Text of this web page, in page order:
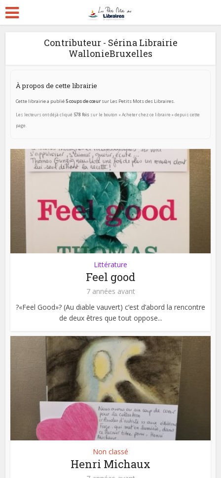
Contributeur - Sérina Librairie
WallonieBruxelles
À propos de cette librairie
Cette librairie a publié5 coups de cœursur Les Petits Mots des Libraires.
Les lecteurs ont déjà cliqué 578 fois sur le bouton « Acheter chez ce libraire » depuis cette
page.
Littérature
Feel good
7 années avant
?«Feel Good»? (Au diable vauvert) c’est d’abord la rencontre
de deux êtres que tout oppose...
Non classé
Henri Michaux